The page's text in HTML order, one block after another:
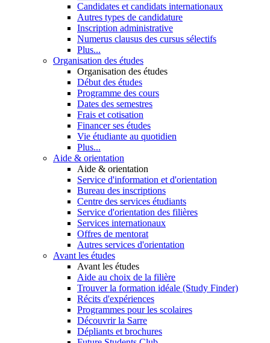
Candidates et candidats internationaux
Autres types de candidature
Inscription administrative
Numerus clausus des cursus sélectifs
Plus...
Organisation des études
Organisation des études
Début des études
Programme des cours
Dates des semestres
Frais et cotisation
Financer ses études
Vie étudiante au quotidien
Plus...
Aide & orientation
Aide & orientation
Service d'information et d'orientation
Bureau des inscriptions
Centre des services étudiants
Service d'orientation des filières
Services internationaux
Offres de mentorat
Autres services d'orientation
Avant les études
Avant les études
Aide au choix de la filière
Trouver la formation idéale (Study Finder)
Récits d'expériences
Programmes pour les scolaires
Découvrir la Sarre
Dépliants et brochures